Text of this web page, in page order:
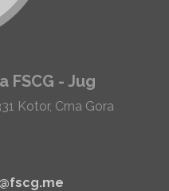
FSCG - Jug
Kotor, Crna Gora